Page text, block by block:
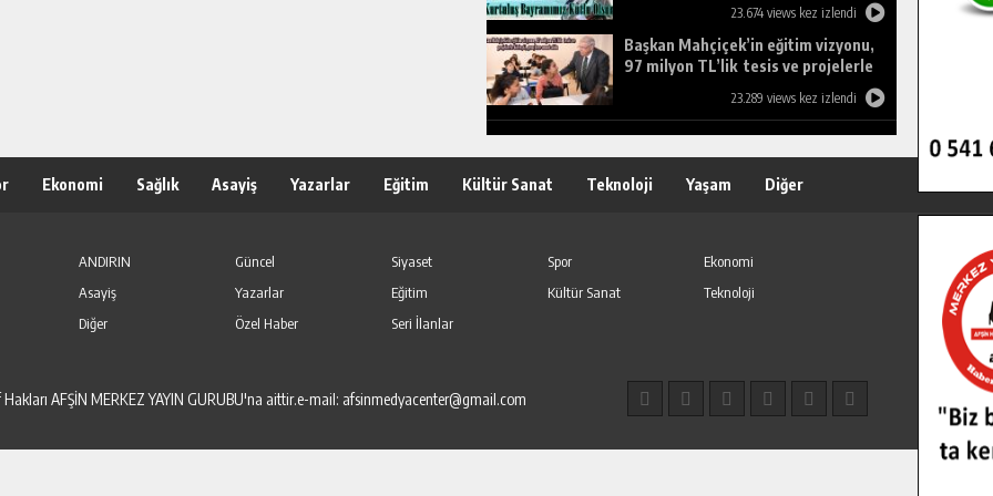
23.674 views kez izlendi
Başkan Mahçiçek’in eğitim vizyonu,
97 milyon TL’lik tesis ve projelerle
23.289 views kez izlendi
Ekonomi Sağlık Asayiş Yazarlar Eğitim Kültür Sanat Teknoloji Yaşam Diğer
ANDIRIN Güncel Siyaset Spor
Ekonomi
Asayiş
Yazarlar Eğitim Kültür Sanat
Teknoloji
Diğer
Özel Haber Seri İlanlar
Hakları AFŞİN MERKEZ YAYIN GURUBU'na aittir.e-mail: afsinmedyacenter@gmail.com